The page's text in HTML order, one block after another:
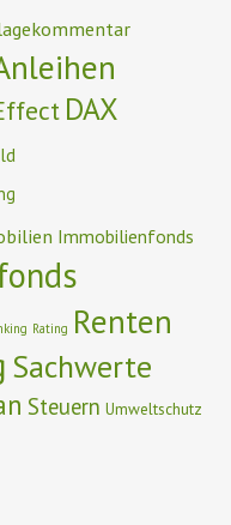
DAX
Immobilienfonds
Rating Renten
Sachwerte
Steuern Umweltschutz